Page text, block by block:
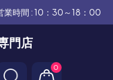
業時間 : 10：30～18：00
門店
0